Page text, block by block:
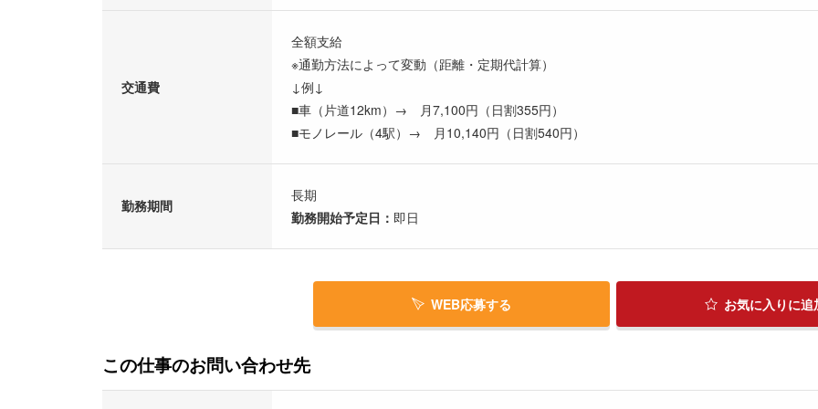
交通費
全額支給
※通勤方法によって変動（距離・定期代計算）
↓例↓
■車（片道12km）→ 月7,100円（日割355円）
■モノレール（4駅）→ 月10,140円（日割540円）
勤務期間
長期
勤務開始予定日： 即日
WEB応募する お気に入り に追
この仕事のお問い合わせ先